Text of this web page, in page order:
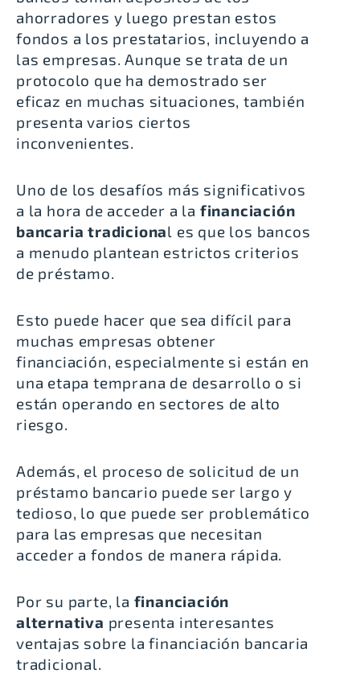
ahorradores y luego prestan estos
fondos a los prestatarios, incluyendo a
las empresas. Aunque se trata de un
protocolo que ha demostrado ser
eficaz en muchas situaciones, también
presenta varios ciertos
inconvenientes.
Uno de los desafíos más significativos
a la hora de acceder a la financiación
bancaria tradicional es que los bancos
a menudo plantean estrictos criterios
de préstamo.
Esto puede hacer que sea difícil para
muchas empresas obtener
financiación, especialmente si están en
una etapa temprana de desarrollo o si
están operando en sectores de alto
riesgo.
Además, el proceso de solicitud de un
préstamo bancario puede ser largo y
tedioso, lo que puede ser problemático
para las empresas que necesitan
acceder a fondos de manera rápida.
Por su parte, la financiación
alternativa presenta interesantes
ventajas sobre la financiación bancaria
tradicional.